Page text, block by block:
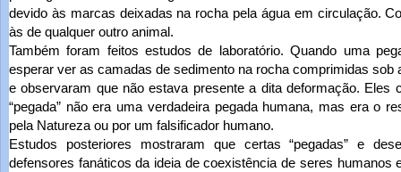
devido às marcas deixadas na rocha pela água em circulação.
às de qualquer outro animal.
Também foram feitos estudos de laboratório. Quando uma
esperar ver as camadas de sedimento na rocha comprimidas sob
e observaram que não estava presente a dita deformação. Eles
“pegada” não era uma verdadeira pegada humana, mas era o
pela Natureza ou por um falsificador humano.
Estudos posteriores mostraram que certas “pegadas” e
defensores fanáticos da ideia de coexistência de seres humanos